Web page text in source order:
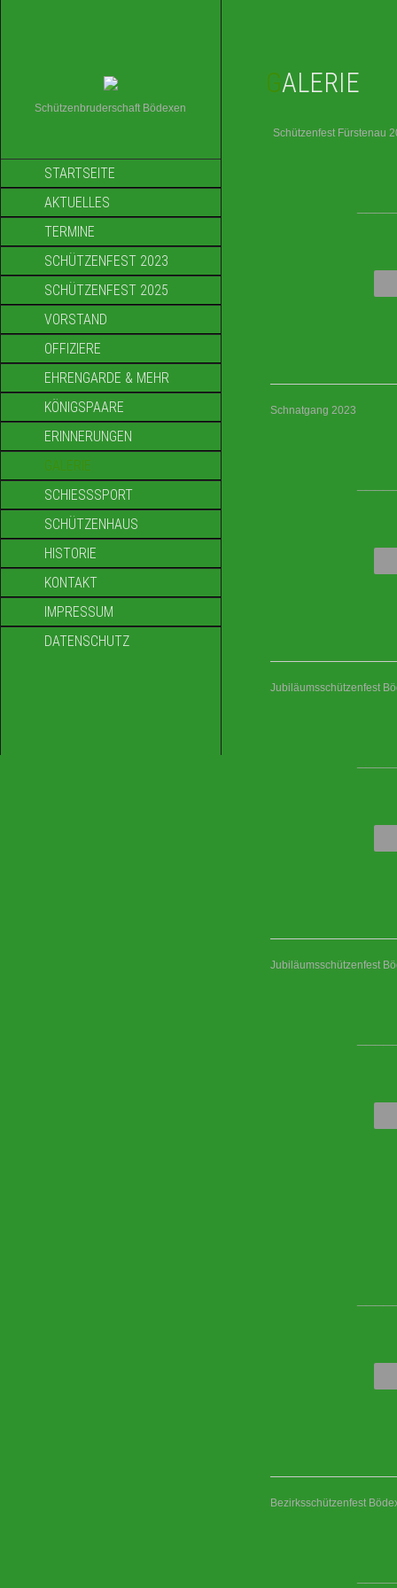
Schützenbruderschaft Bödexen
STARTSEITE
AKTUELLES
TERMINE
SCHÜTZENFEST 2023
SCHÜTZENFEST 2025
VORSTAND
OFFIZIERE
EHRENGARDE & MEHR
KÖNIGSPAARE
ERINNERUNGEN
GALERIE
SCHIESSSPORT
SCHÜTZENHAUS
HISTORIE
KONTAKT
IMPRESSUM
DATENSCHUTZ
GALERIE
Schützenfest Fürstenau
Schnatgang 2023
Jubiläumsschützenfest
Jubiläumsschützenfest
Bezirksschützenfest